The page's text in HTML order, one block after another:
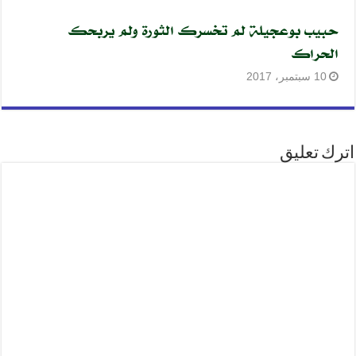
حبيب بوعجيلة لم تخسرك الثورة ولم يربحك
الحراك
10 سبتمبر، 2017
اترك تعليق